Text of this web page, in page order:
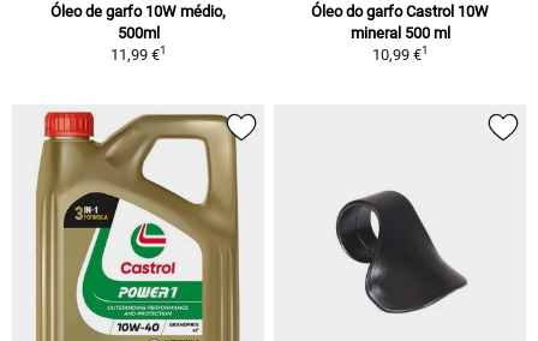
Óleo de garfo 10W médio,
500ml
11,99 €1
Óleo do garfo Castrol 10W
mineral 500 ml
10,99 €1